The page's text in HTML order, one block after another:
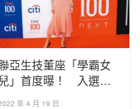
亞生技董座「學霸女
兒」首度曝！ 入選
《時代》百大人物
年 4 月 19 日